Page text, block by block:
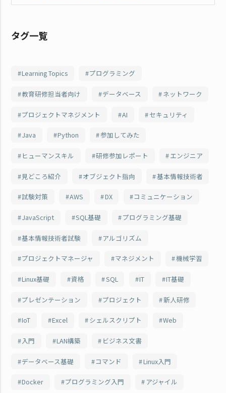
タグ一覧
Learning Topics プログラミング
教育研修担当者向け データベース ネットワーク
プロジェクトマネジメント AI セキュリティ
Java Python 参加してみた
ヒューマンスキル 研修参加レポート エンジニア
見どころ紹介 オブジェクト指向 基本情報技術者
試験対策 AWS DX コミュニケーション
JavaScript SQL基礎 プログラミング基礎
基本情報技術者試験 アルゴリズム
プロジェクトマネージャ マネジメント 機械学習
Linux基礎 資格 SQL IT IT基礎
プレゼンテーション プロジェクト 新人研修
IoT Excel シェルスクリプト Web
入門 LAN構築 ビジネス文書
データベース基礎 コマンド Linux入門
Docker プログラミング入門 アジャイル